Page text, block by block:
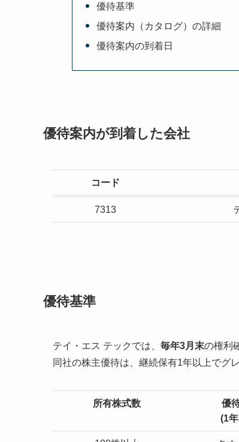
優待基準
優待案内（カタログ）の詳細
優待案内の到着日
優待案内が到着した会社
コード
7313
優待基準
テイ・エス テックでは、 毎年3月末の権利
同社の株主優待は、継続保有1年以上でグ
所有株式数
優
(1